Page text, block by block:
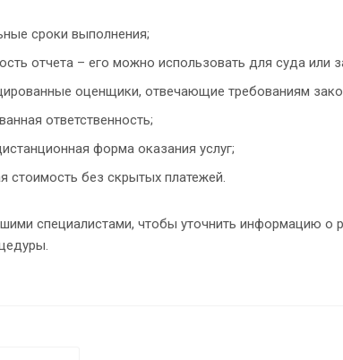
сроки выполнения;
отчета – его можно использовать для суда или
оценщики, отвечающие требованиям
ответственность;
форма оказания услуг;
стоимость без скрытых платежей.
специалистами, чтобы уточнить информацию о